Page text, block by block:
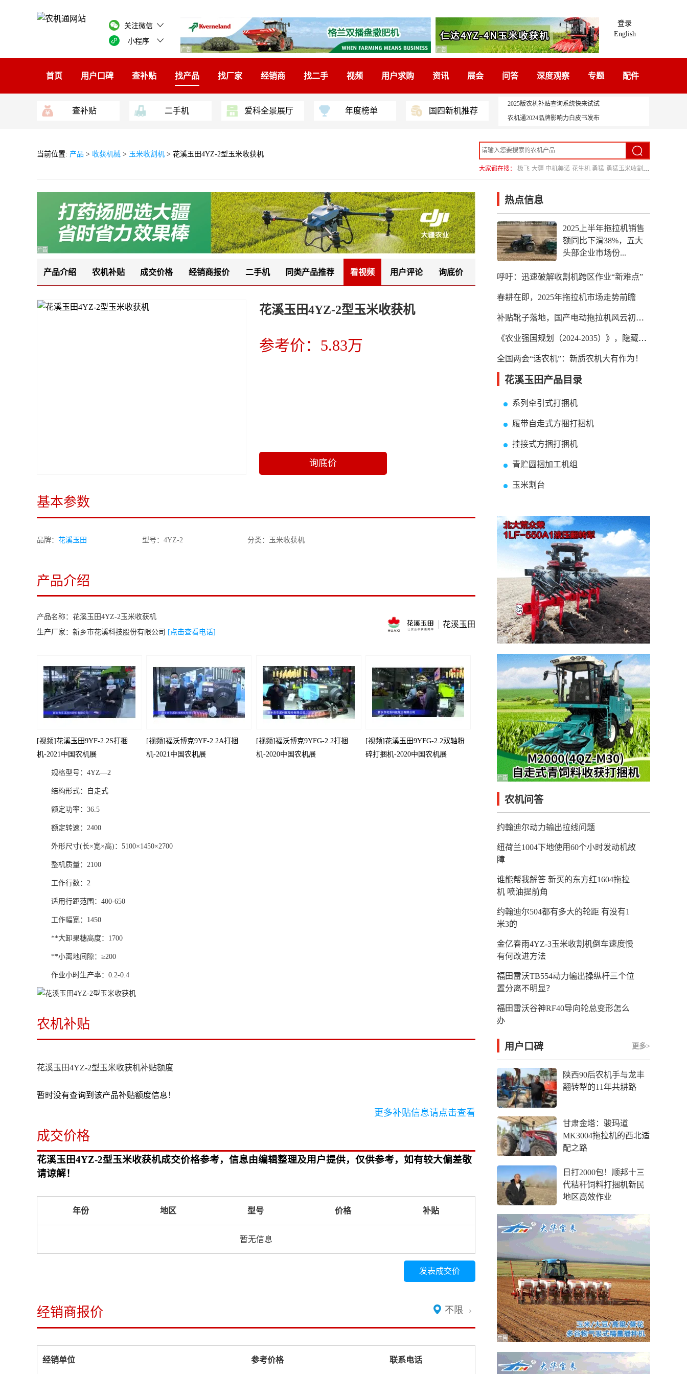
关注微信
小程序
广告 广告
登录
English
首页 用户口碑 查补贴 找产品 找厂家 经销商 找二手 视频 用户求购 资讯 展会 问答 深度观察 专题 配件
查补贴 二手机 爱科全景展厅 年度榜单 国四新机推荐
2025版农机补贴查询系统快来试试
农机通2024品牌影响力白皮书发布
当前位置: 产品 > 收获机械 > 玉米收割机 > 花溪玉田4YZ-2型玉米收获机
大家都在搜： 极飞 大疆 中机美诺 花生机 勇猛 勇猛玉米收割机
广告
产品介绍 农机补贴 成交价格 经销商报价 二手机 同类产品推荐 看视频 用户评论 询底价
花溪玉田4YZ-2型玉米收获机
参考价：5.83万
询底价
基本参数
品牌： 花溪玉田 型号：4YZ-2 分类：玉米收获机
产品介绍
产品名称： 花溪玉田4YZ-2玉米收获机
生产厂家： 新乡市花溪科技股份有限公司 [点击查看电话]
花溪玉田
[视频]花溪玉田9YF-2.2S打捆
机-2021中国农机展
[视频]福沃博克9YF-2.2A打捆
机-2021中国农机展
[视频]福沃博克9YFG-2.2打捆
机-2020中国农机展
[视频]花溪玉田9YFG-2.2双轴粉
碎打捆机-2020中国农机展
规格型号：4YZ—2
结构形式：自走式
额定功率：36.5
额定转速：2400
外形尺寸(长×宽×高)：5100×1450×2700
整机质量：2100
工作行数：2
适用行距范围：400-650
工作幅宽：1450
**大卸果穗高度：1700
**小离地间隙：≥200
作业小时生产率：0.2-0.4
农机补贴
花溪玉田4YZ-2型玉米收获机补贴额度
暂时没有查询到该产品补贴额度信息！
更多补贴信息请点击查看
成交价格
花溪玉田4YZ-2型玉米收获机成交价格参考，信息由编辑整理及用户提供，仅供参考，如有较大偏差敬
请谅解！
年份 地区 型号 价格 补贴
暂无信息
发表成交价
经销商报价 不限
经销单位 参考价格 联系电话
热点信息
2025上半年拖拉机销售
额同比下滑38%，五大
头部企业市场份...
呼吁：迅速破解收割机跨区作业“新难点”
春耕在即，2025年拖拉机市场走势前瞻
补贴靴子落地，国产电动拖拉机风云初起！
《农业强国规划（2024-2035）》，隐藏着农机未来最大的机会！
全国两会“话农机”：新质农机大有作为！
花溪玉田产品目录
系列牵引式打捆机
履带自走式方捆打捆机
挂接式方捆打捆机
青贮圆捆加工机组
玉米割台
广告
广告
农机问答
约翰迪尔动力输出拉线问题
纽荷兰1004下地使用60个小时发动机故
障
谁能帮我解答 新买的东方红1604拖拉
机 喷油提前角
约翰迪尔504都有多大的轮距 有没有1
米3的
金亿春雨4YZ-3玉米收割机倒车速度慢
有何改进方法
福田雷沃TB554动力输出操纵杆三个位
置分离不明显？
福田雷沃谷神RF40导向轮总变形怎么
办
用户口碑 更多>
陕西90后农机手与龙丰
翻转犁的11年共耕路
甘肃金塔：骏玛道
MK3004拖拉机的西北适
配之路
日打2000包！顺邦十三
代秸秆饲料打捆机新民
地区高效作业
广告